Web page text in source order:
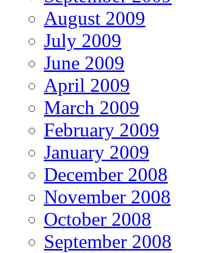
August 2009
July 2009
June 2009
April 2009
March 2009
February 2009
January 2009
December 2008
November 2008
October 2008
September 2008